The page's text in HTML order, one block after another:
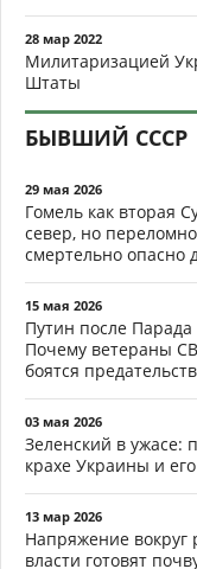
28 мар 2022
Милитаризацией
Штаты
БЫВШИЙ СССР
29 мая 2026
Гомель как вторая
север, но
смертельно опасно
15 мая 2026
Путин после
Почему ветераны
боятся
03 мая 2026
Зеленский в ужасе:
крахе Украины и
13 мар 2026
Напряжение вокруг
власти готовят